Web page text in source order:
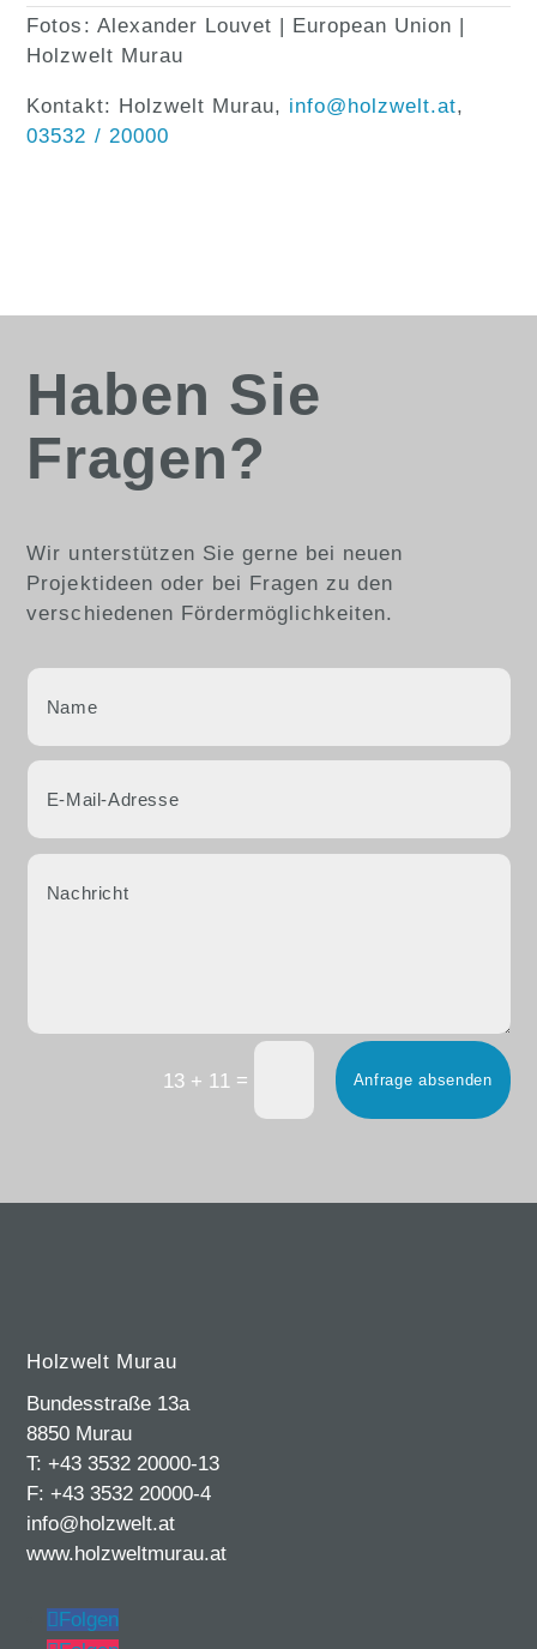
Fotos: Alexander Louvet | European Union |
Holzwelt Murau
Kontakt: Holzwelt Murau, info@holzwelt.at,
03532 / 20000
Haben Sie
Fragen?
Wir unterstützen Sie gerne bei neuen
Projektideen oder bei Fragen zu den
verschiedenen Fördermöglichkeiten.
13 + 11 = Anfrage absenden
Holzwelt Murau
Bundesstraße 13a
8850 Murau
T: +43 3532 20000-13
F: +43 3532 20000-4
info@holzwelt.at
www.holzweltmurau.at
Folgen